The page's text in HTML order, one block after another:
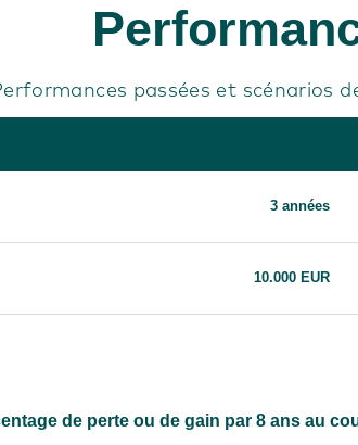
passées et scénarios
3 années
10.000 EUR
de perte ou de gain par 8 ans au